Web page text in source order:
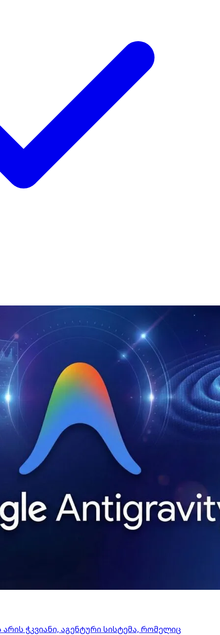
ჭკვიანი, აგენტური სისტემა, რომელიც